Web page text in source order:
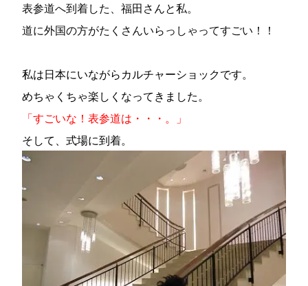
表参道へ到着した、福田さんと私。
道に外国の方がたくさんいらっしゃってすごい！！
私は日本にいながらカルチャーショックです。
めちゃくちゃ楽しくなってきました。
「すごいな！表参道は・・・。」
そして、式場に到着。